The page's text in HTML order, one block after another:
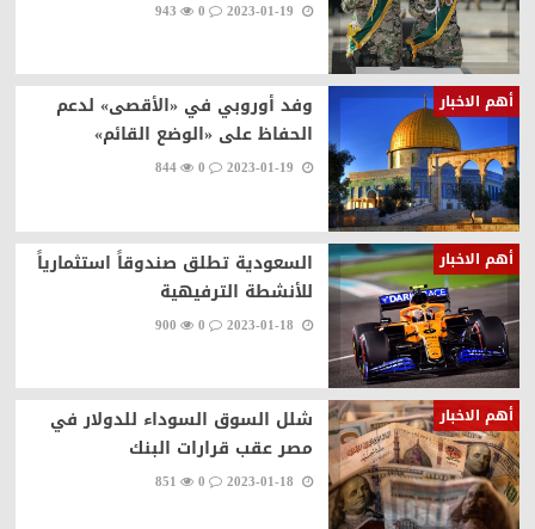
0
943
أهم الاخبار
وفد أوروبي في «الأقصى» لدعم
الحفاظ على «الوضع القائم»
0
844
أهم الاخبار
السعودية تطلق صندوقاً استثمارياً
للأنشطة الترفيهية
0
900
أهم الاخبار
شلل السوق السوداء للدولار في
مصر عقب قرارات البنك
0
851